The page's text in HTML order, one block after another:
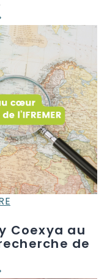
Coexya au
de